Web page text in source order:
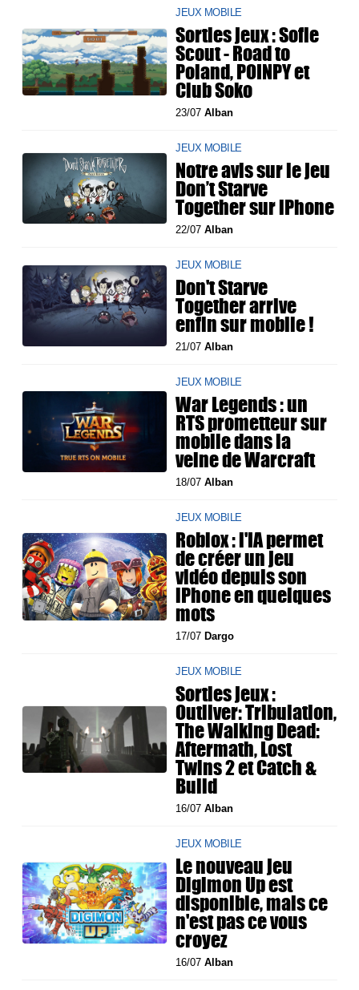
JEUX MOBILE
Sorties jeux : Sofie
Scout - Road to
Poland, POINPY et
Club Soko
23/07Alban
JEUX MOBILE
Notre avis sur le jeu
Don’t Starve
Together sur iPhone
22/07Alban
JEUX MOBILE
Don't Starve
Together arrive
enfin sur mobile !
21/07Alban
JEUX MOBILE
War Legends : un
RTS prometteur sur
mobile dans la
veine de Warcraft
18/07Alban
JEUX MOBILE
Roblox : l'IA permet
de créer un jeu
vidéo depuis son
iPhone en quelques
mots
17/07 Dargo
JEUX MOBILE
Sorties jeux :
Outliver: Tribulation,
The Walking Dead:
Aftermath, Lost
Twins 2 et Catch &
Build
16/07Alban
JEUX MOBILE
Le nouveau jeu
Digimon Up est
disponible, mais ce
n'est pas ce vous
croyez
16/07Alban